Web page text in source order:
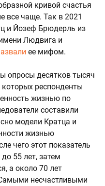
кривой счастья
все чаще. Так в 2021
и Йозеф Брюдерль из
Людвига и
ее мифом.
опросы десятков тысяч
респонденты
жизнью по
составили
модели Кратца и
жизнью
чего этот показатель
55 лет, затем
а около 70 лет
несчастливыми